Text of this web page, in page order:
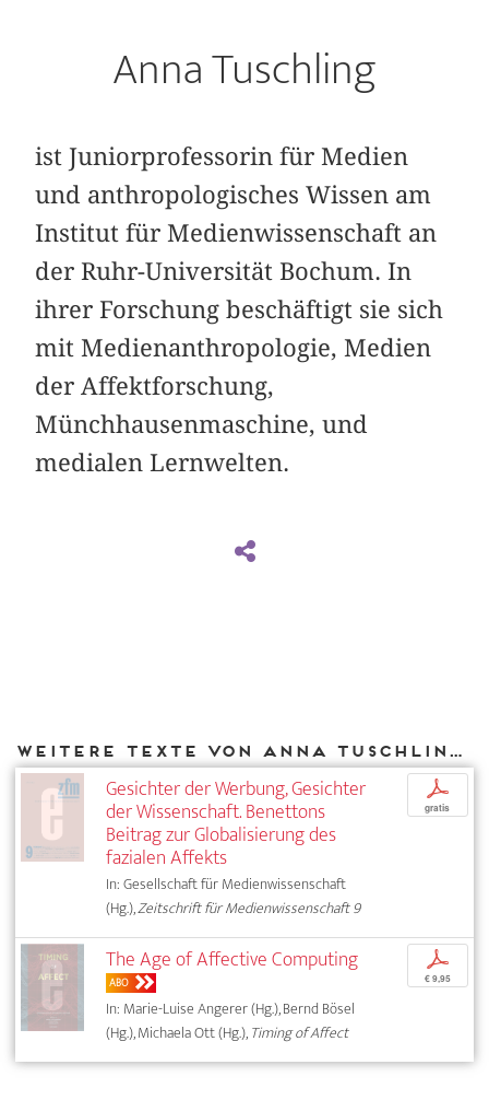
Anna Tuschling
ist Juniorprofessorin für Medien
und anthropologisches Wissen am
Institut für Medienwissenschaft an
der Ruhr-Universität Bochum. In
ihrer Forschung beschäftigt sie sich
mit Medienanthropologie, Medien
der Affektforschung,
Münchhausenmaschine, und
medialen Lernwelten.
Weitere Texte von Anna Tuschling bei DIAPHANES
Gesichter der Werbung, Gesichter
der Wissenschaft. Benettons
Beitrag zur Globalisierung des
fazialen Affekts
In: Gesellschaft für Medienwissenschaft
(Hg.),Zeitschrift für Medienwissenschaft 9
p
gratis
The Age of Affective Computing
ABO
In: Marie-Luise Angerer (Hg.), Bernd Bösel
(Hg.), Michaela Ott (Hg.),Timing of Affect
p
€ 9,95